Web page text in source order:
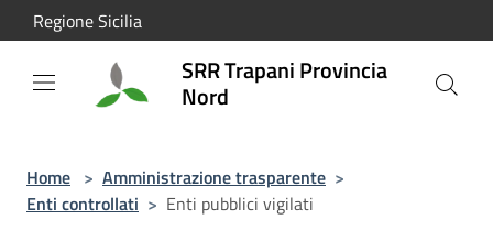
Salta al contenuto principale
Regione Sicilia
SRR Trapani Provincia
Nord
Home > Amministrazione trasparente >
Enti controllati > Enti pubblici vigilati